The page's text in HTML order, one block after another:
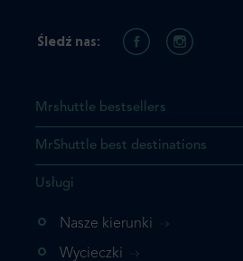
którego szukasz jest już
nie chcesz dodawać go
Mrshuttle bestsellers
MrShuttle best destinations
Usługi
Nasze kierunki
Wycieczki
Śledź nas: